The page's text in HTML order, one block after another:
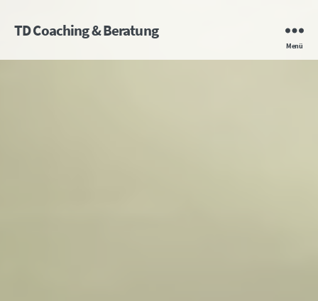
TD Coaching & Beratung
Menü